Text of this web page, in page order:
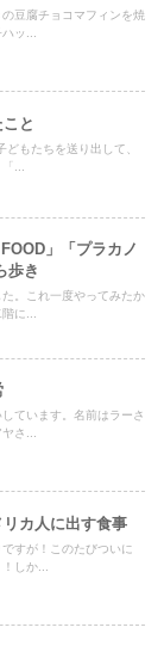
豆腐チョコマフィンを焼
ッ...
と
もたちを送り出して、
...
」「プラカノ
歩き
。これ一度やってみたか
階に...
ています。名前はラーさ
さ...
カ人に出す食事
すが！このたびついに
しか...